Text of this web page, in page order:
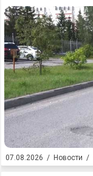
07.08.2026 / Новости /